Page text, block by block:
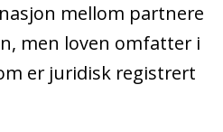
mellom partnere
men loven omfatter i
er juridisk registrert